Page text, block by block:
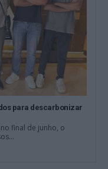
para descarbonizar
final de junho, o